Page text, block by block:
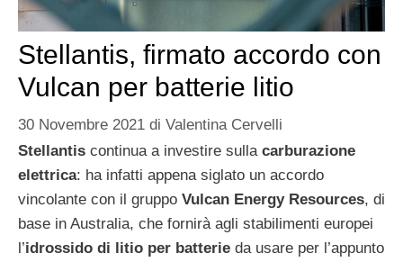
Stellantis, firmato accordo con
Vulcan per batterie litio
30 Novembre 2021 di Valentina Cervelli
Stellantis continua a investire sulla carburazione
elettrica: ha infatti appena siglato un accordo
vincolante con il gruppo Vulcan Energy Resources, di
base in Australia, che fornirà agli stabilimenti europei
l’idrossido di litio per batterie da usare per l’appunto